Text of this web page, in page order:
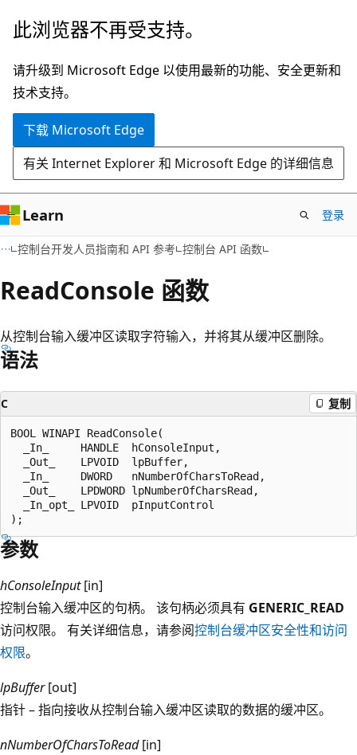
跳
主
要
内
此浏览器不再受支持。
请升级到 Microsoft Edge 以使用最新的功能、安全更新和
技术支持。
下载 Microsoft Edge
有关 Internet Explorer 和 Microsoft Edge 的详细信息
Learn 登录
控制台开发人员指南和 API 参考 控制台 API 函数
ReadConsole 函数
从控制台输入缓冲区读取字符输入，并将其从缓冲区删除。
语法
C 复制
BOOL WINAPI ReadConsole(
  _In_     HANDLE  hConsoleInput,
  _Out_    LPVOID  lpBuffer,
  _In_     DWORD   nNumberOfCharsToRead,
  _Out_    LPDWORD lpNumberOfCharsRead,
  _In_opt_ LPVOID  pInputControl
参数
hConsoleInput[in]
控制台输入缓冲区的句柄。 该句柄必须具有 GENERIC_READ
访问权限。 有关详细信息，请参阅控制台缓冲区安全性和访问
权限。
lpBuffer[out]
指针 – 指向接收从控制台输入缓冲区读取的数据的缓冲区。
nNumberOfCharsToRead[in]